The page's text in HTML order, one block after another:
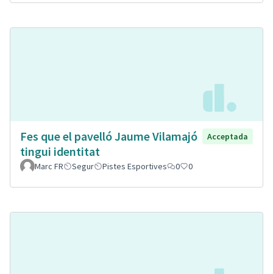
Fes que el pavelló Jaume Vilamajó
tingui identitat
Acceptada
Marc FR Segur Pistes Esportives 0 0